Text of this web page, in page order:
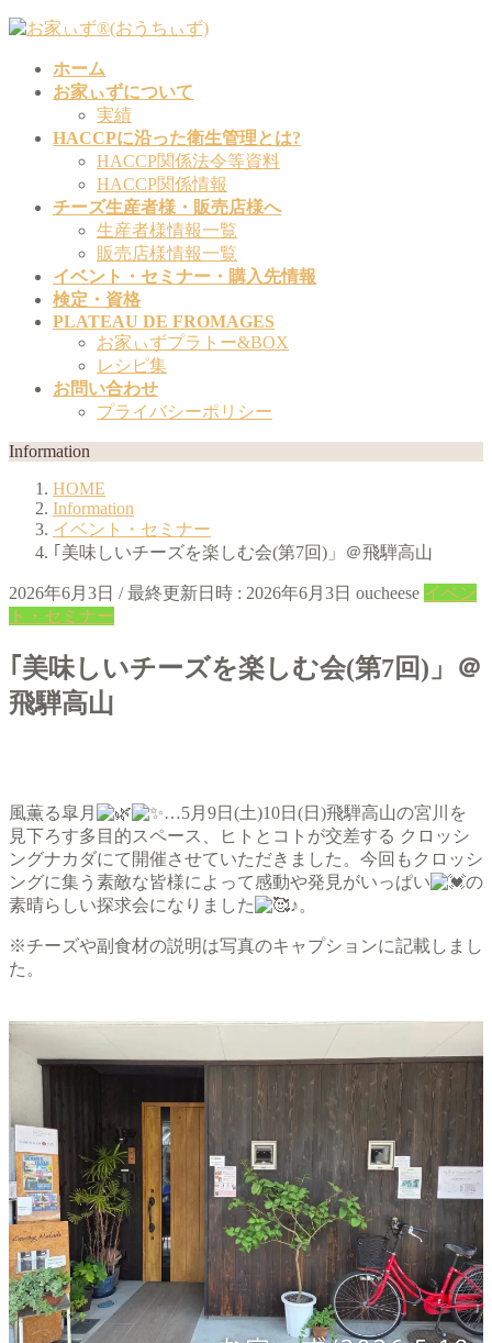
コ
ナ
ホーム
お家ぃずについて
実績
HACCPに沿った衛生管理とは?
HACCP関係法令等資料
HACCP関係情報
チーズ生産者様・販売店様へ
生産者様情報一覧
販売店様情報一覧
イベント・セミナー・購入先情報
検定・資格
PLATEAU DE FROMAGES
お家ぃずプラトー&BOX
レシピ集
お問い合わせ
プライバシーポリシー
Information
HOME
Information
イベント・セミナー
｢美味しいチーズを楽しむ会(第7回)」＠飛騨高山
2026年6月3日 / 最終更新日時 : 2026年6月3日 oucheese イベン
ト・セミナー
｢美味しいチーズを楽しむ会(第7回)」＠
飛騨高山
風薫る皐月
…5月9日(土)10日(日)飛騨高山の宮川を
見下ろす多目的スペース、ヒトとコトが交差する クロッシ
ングナカダにて開催させていただきました。今回もクロッシ
ングに集う素敵な皆様によって感動や発見がいっぱい
の
素晴らしい探求会になりました
♪。
※チーズや副食材の説明は写真のキャプションに記載しまし
た。